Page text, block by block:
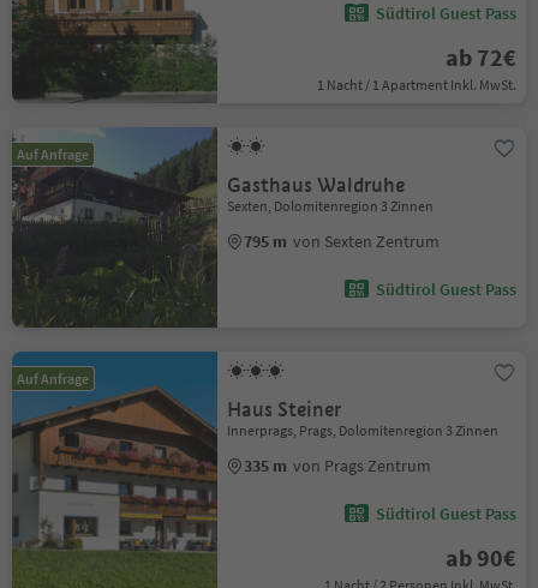
Südtirol Guest Pass
ab 72€
1 Nacht / 1 Apartment Inkl. MwSt.
Auf Anfrage
Gasthaus Waldruhe
Sexten, Dolomitenregion 3 Zinnen
795 m von Sexten Zentrum
Südtirol Guest Pass
Auf Anfrage
Haus Steiner
Innerprags, Prags, Dolomitenregion 3 Zinnen
335 m von Prags Zentrum
Südtirol Guest Pass
ab 90€